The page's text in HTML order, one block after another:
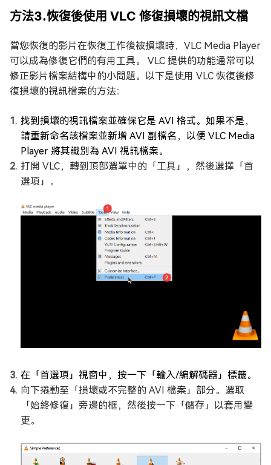
方法3.恢復後使用 VLC 修復損壞的視訊文檔
當您恢復的影片在恢復工作後被損壞時，VLC Media Player
可以成為修復它們的有用工具。 VLC 提供的功能通常可以
修正影片檔案結構中的小問題。以下是使用 VLC 恢復後修
復損壞的視訊檔案的方法：
找到損壞的視訊檔案並確保它是 AVI 格式。如果不是，
請重新命名該檔案並新增 AVI 副檔名，以便 VLC Media
Player 將其識別為 AVI 視訊檔案。
打開 VLC，轉到頂部選單中的「工具」，然後選擇「首
選項」。
在「首選項」視窗中，按一下「輸入/編解碼器」標籤。
向下捲動至「損壞或不完整的 AVI 檔案」部分。選取
「始終修復」旁邊的框，然後按一下「儲存」以套用變
更。